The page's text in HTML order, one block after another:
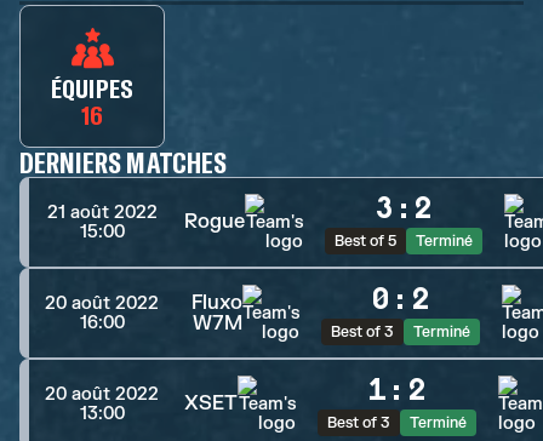
ÉQUIPES
16
DERNIERS MATCHES
21 août 2022
15:00
Rogue 3 : 2
Best of 5 Terminé
20 août 2022
16:00
Fluxo
W7M
0 : 2
Best of 3 Terminé
20 août 2022
13:00
XSET 1 : 2
Best of 3 Terminé